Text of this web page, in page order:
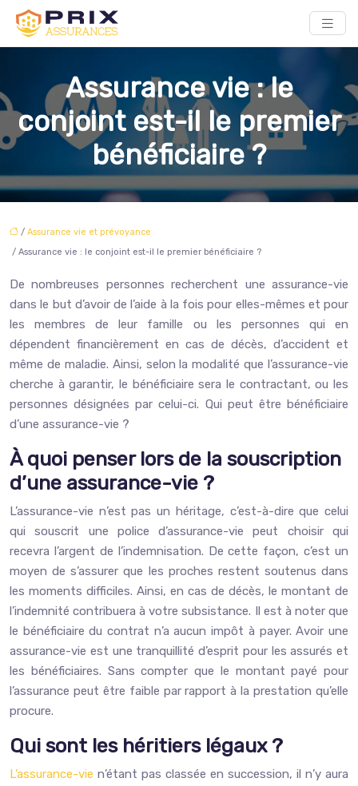
Assurance vie : le
conjoint est-il le premier
bénéficiaire ?
/ Assurance vie et prévoyance
/ Assurance vie : le conjoint est-il le premier bénéficiaire ?
De nombreuses personnes recherchent une assurance-vie
dans le but d’avoir de l’aide à la fois pour elles-mêmes et pour
les membres de leur famille ou les personnes qui en
dépendent financièrement en cas de décès, d’accident et
même de maladie. Ainsi, selon la modalité que l’assurance-vie
cherche à garantir, le bénéficiaire sera le contractant, ou les
personnes désignées par celui-ci. Qui peut être bénéficiaire
d’une assurance-vie ?
À quoi penser lors de la souscription
d’une assurance-vie ?
L’assurance-vie n’est pas un héritage, c’est-à-dire que celui
qui souscrit une police d’assurance-vie peut choisir qui
recevra l’argent de l’indemnisation. De cette façon, c’est un
moyen de s’assurer que les proches restent soutenus dans
les moments difficiles. Ainsi, en cas de décès, le montant de
l’indemnité contribuera à votre subsistance. Il est à noter que
le bénéficiaire du contrat n’a aucun impôt à payer. Avoir une
assurance-vie est une tranquillité d’esprit pour les assurés et
les bénéficiaires. Sans compter que le montant payé pour
l’assurance peut être faible par rapport à la prestation qu’elle
procure.
Qui sont les héritiers légaux ?
L’assurance-vie n’étant pas classée en succession, il n’y aura